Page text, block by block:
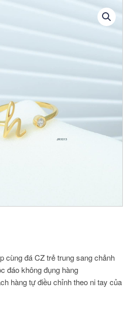
cùng đá CZ trẻ trung sang chảnh
đáo không đụng hàng
hàng tự điều chỉnh theo ni tay của